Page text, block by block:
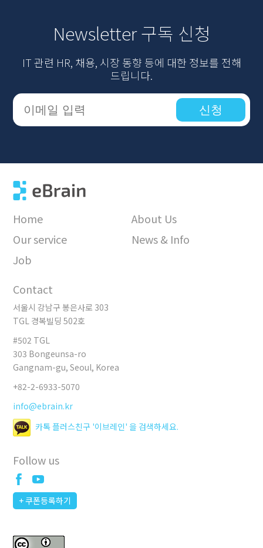
Newsletter 구독 신청
IT 관련 HR, 채용, 시장 동향 등에 대한 정보를 전해
드립니다.
신청
Home
About Us
Our service
News & Info
Job
Contact
서울시 강남구 봉은사로 303
TGL 경복빌딩 502호
#502 TGL
303 Bongeunsa-ro
Gangnam-gu, Seoul, Korea
+82-2-6933-5070
info@ebrain.kr
카톡 플러스친구 '이브레인' 을 검색하세요.
Follow us
+ 쿠폰등록하기